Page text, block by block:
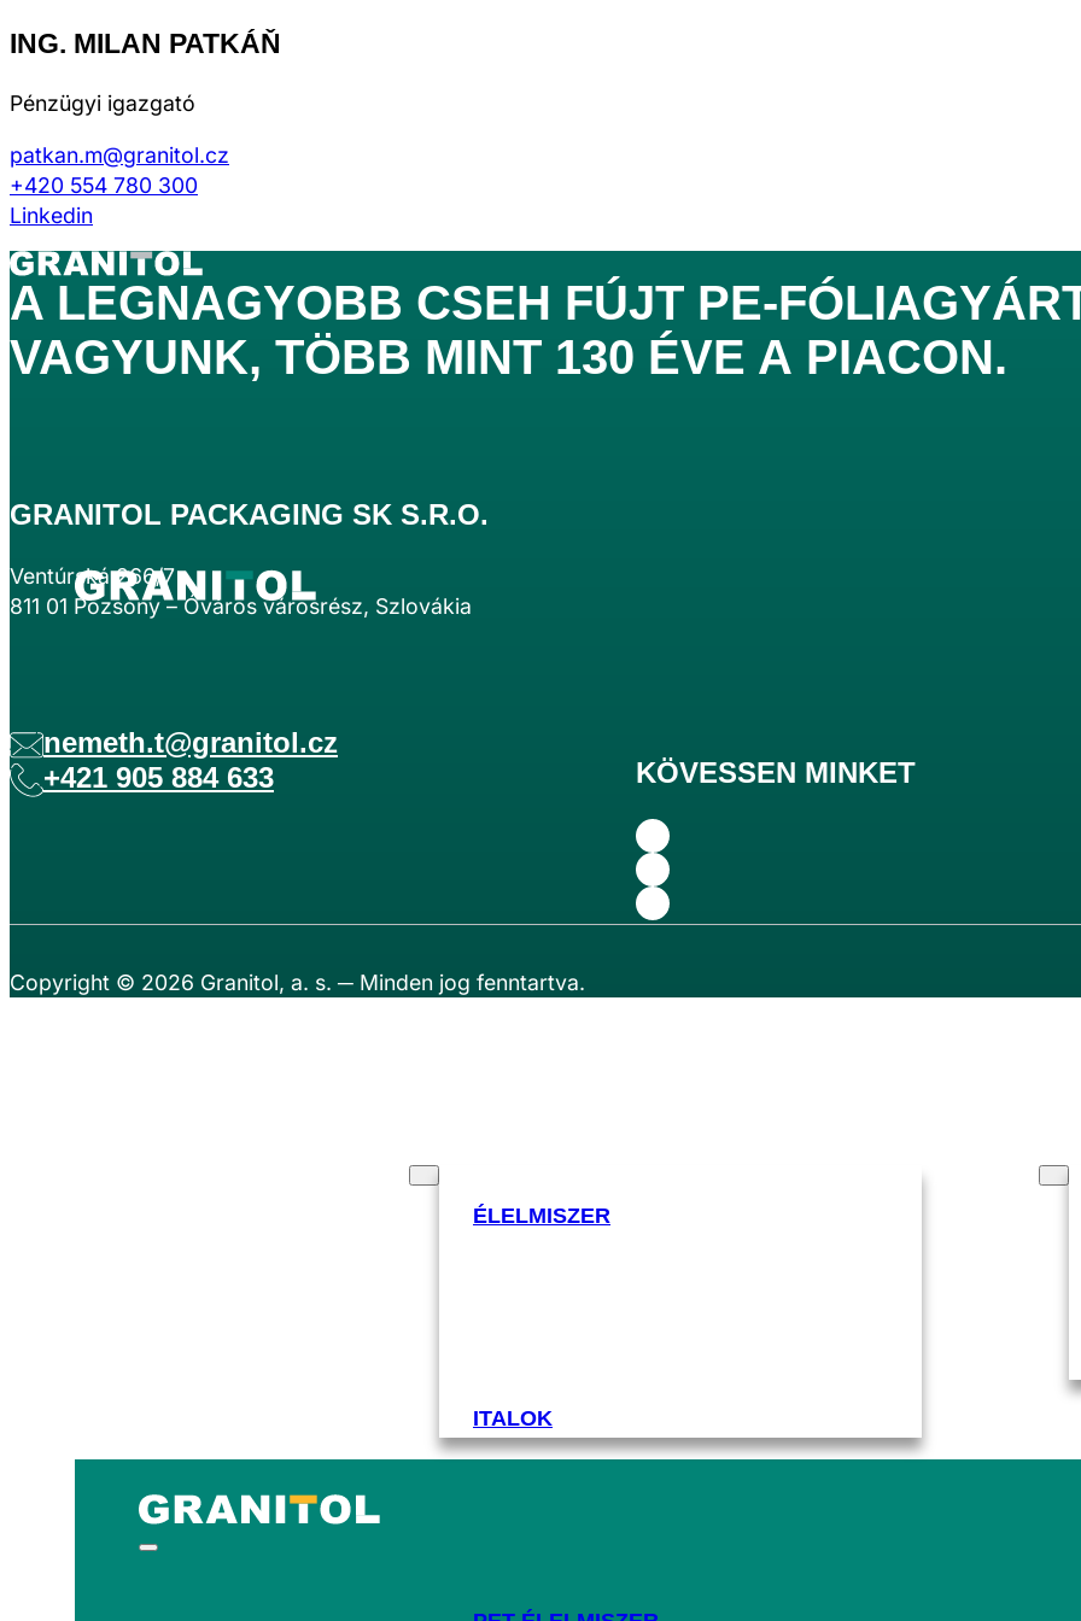
ÉLELMISZER
ITALOK
ING. MILAN PATKÁŇ
Pénzügyi igazgató
patkan.m@granitol.cz
+420 554 780 300
Linkedin
A LEGNAGYOBB CSEH FÚJT PE-
VAGYUNK, TÖBB MINT 130 ÉVE A PIACON.
GRANITOL PACKAGING SK S.R.O.
Ventúrská 266/7
811 01 Pozsony – Óváros városrész, Szlovákia
nemeth.t@granitol.cz
+421 905 884 633
KÖVESSEN MINKET
Copyright © 2026 Granitol, a. s. ─ Minden jog fenntartva.